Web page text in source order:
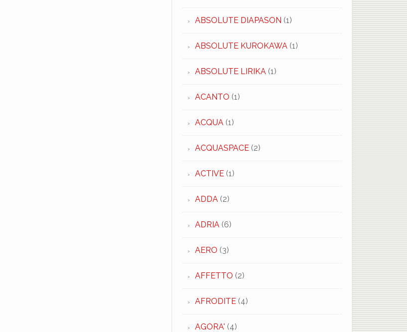
ABSOLUTE DIAPASON (1)
ABSOLUTE KUROKAWA (1)
ABSOLUTE LIRIKA (1)
ACANTO (1)
ACQUA (1)
ACQUASPACE(2)
ACTIVE(1)
ADDA (2)
ADRIA (6)
AERO (3)
AFFETTO (2)
AFRODITE(4)
AGORA' (4)